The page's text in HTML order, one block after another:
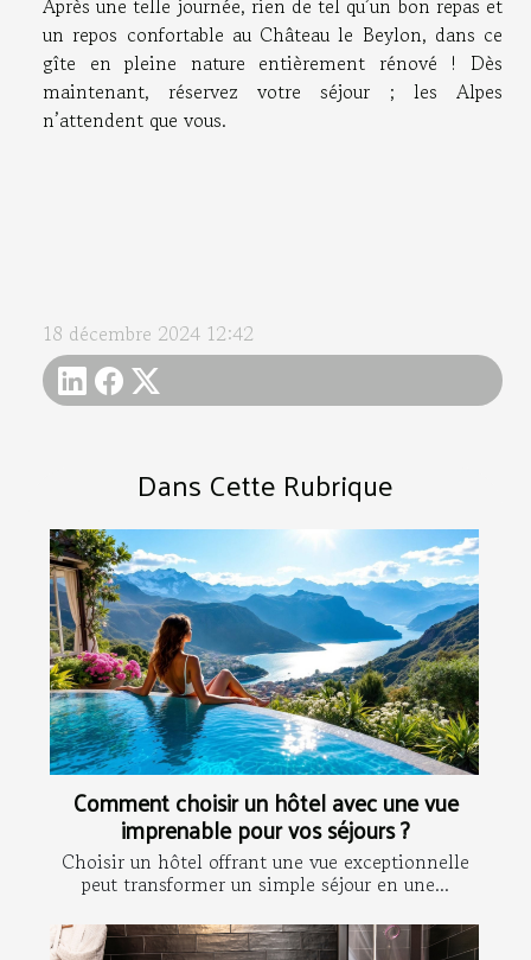
Dans Cette Rubrique
Comment choisir un hôtel avec une vue
imprenable pour vos séjours ?
Choisir un hôtel offrant une vue exceptionnelle
peut transformer un simple séjour en une...
Après une telle journée, rien de tel qu’un bon repas et
un repos confortable au Château le Beylon, dans ce
gîte en pleine nature entièrement rénové ! Dès
maintenant, réservez votre séjour ; les Alpes
n’attendent que vous.
18 décembre 2024 12:42